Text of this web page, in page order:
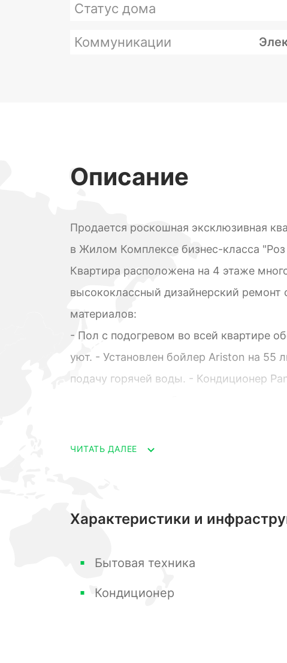
Статус дома
Коммуникации
Описание
Продается роскошная эксклюзивная
в Жилом Комплексе бизнес-класса
Квартира расположена на 4 этаже
высококлассный дизайнерский
материалов:
- Пол с подогревом во всей квартире
уют. - Установлен бойлер Ariston на 55
подачу горячей воды. - Кондиционер
неповторимый вид.
- Вместительный гардероб с
собственного проживания,
сдавалась. Это гарантирует идеальное
ЧИТАТЬ ДАЛЕЕ
Характеристики и
Бытовая техника
Кондиционер